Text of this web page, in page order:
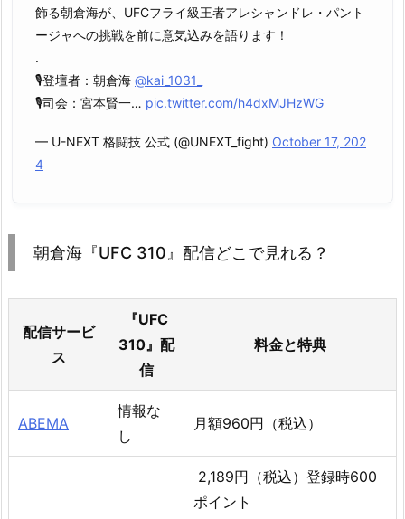
飾る朝倉海が、UFCフライ級王者アレシャンドレ・パント
ージャへの挑戦を前に意気込みを語ります！
.
🎙登壇者：朝倉海 @kai_1031_
🎙司会：宮本賢一… pic.twitter.com/h4dxMJHzWG
— U-NEXT 格闘技 公式 (@UNEXT_fight) October 17, 202
4
朝倉海『UFC 310』配信どこで見れる？
配信サービ
ス
『UFC
310』配
信
料金と特典
ABEMA
情報な
し
月額960円（税込）
2,189円（税込）登録時600
ポイント